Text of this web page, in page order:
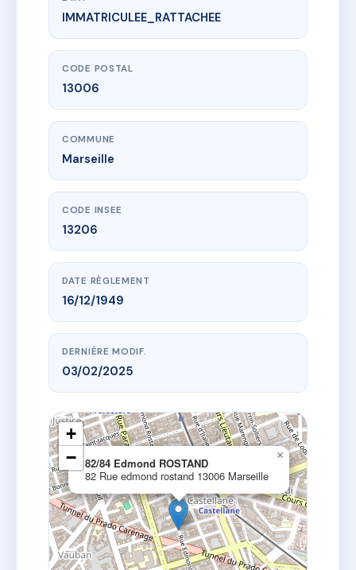
www.vme.plus/AC6421242
82/84 Edmond ROSTAND
82 Rue edmond rostand
IMMATRICULEE_RATTACHEE
CODE POSTAL
13006
COMMUNE
Marseille
CODE INSEE
13206
DATE RÈGLEMENT
16/12/1949
DERNIÈRE MODIF.
03/02/2025
82/84 Edmond ROSTAND
82 Rue edmond rostand 13006 Marseille
×
+
−